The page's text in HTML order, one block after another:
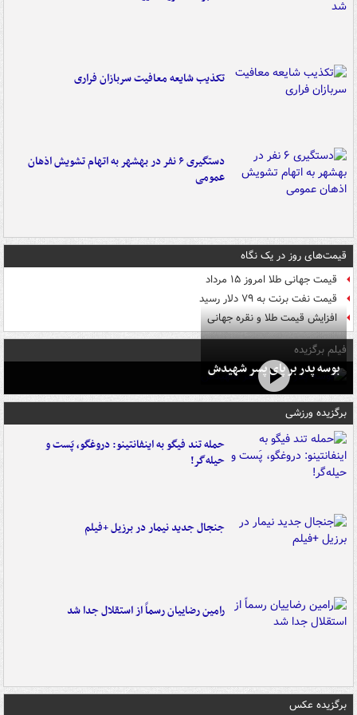
تکذیب شایعه معافیت سربازان فراری
دستگیری ۶ نفر در بهشهر به اتهام تشویش اذهان
عمومی
قیمت‌های روز در یک نگاه
قیمت جهانی طلا امروز ۱۵ مرداد
قیمت نفت برنت به ۷۹ دلار رسید
افزایش قیمت طلا و نقره جهانی
فیلم برگزیده
بوسه‌ پدر بر پای پسر شهیدش
برگزیده ورزشی
حمله تند فیگو به اینفانتینو: دروغگو، پَست‌ و
حیله‌گر!
جنجال جدید نیمار در برزیل +فیلم
رامین رضاییان رسماً از استقلال جدا شد
برگزیده عکس